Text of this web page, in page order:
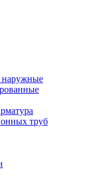
наружные
труб